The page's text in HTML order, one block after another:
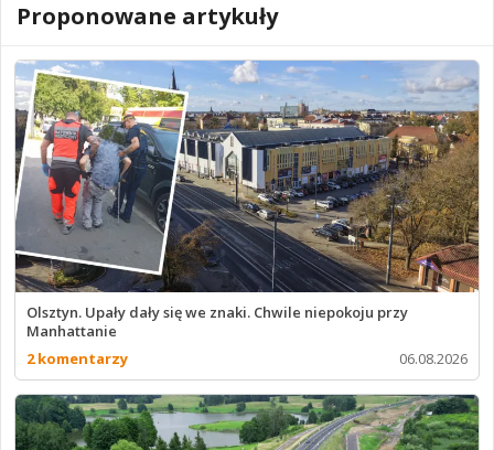
Proponowane artykuły
Olsztyn. Upały dały się we znaki. Chwile niepokoju przy
Manhattanie
2 komentarzy
06.08.2026